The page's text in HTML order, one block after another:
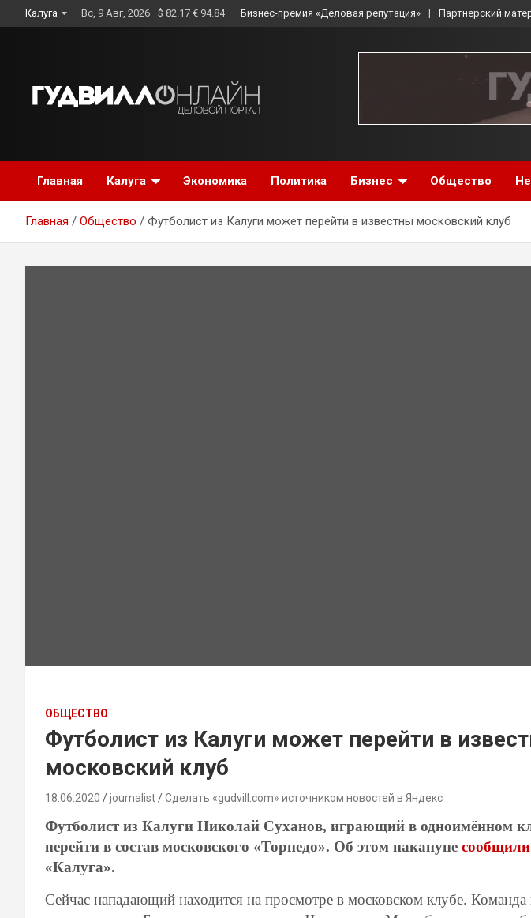
to
Калуга Вс, 9 Авг, 2026 $ 82.17 € 94.84 Бизнес-премия «Деловая репутация» Партнерский
Главная Калуга Экономика Политика Бизнес Общество
Главная Общество Футболист из Калуги может перейти в известны московский клуб
ОБЩЕСТВО
Футболист из Калуги может перейти в
московский клуб
18.06.2020 journalist Сделать «gudvill.com» источником новостей в Яндекс
Футболист из Калуги Николай Суханов, играющий в одноимённом
перейти в состав московского «Торпедо». Об этом накануне сообщили
«Калуга».
Сейчас нападающий находится на просмотре в московском клубе.